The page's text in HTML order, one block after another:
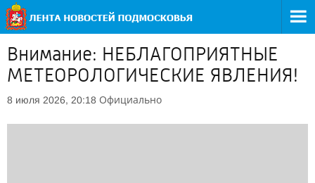
Внимание: НЕБЛАГОПРИЯТНЫЕ
МЕТЕОРОЛОГИЧЕСКИЕ ЯВЛЕНИЯ!
8 июля 2026, 20:18 Официально